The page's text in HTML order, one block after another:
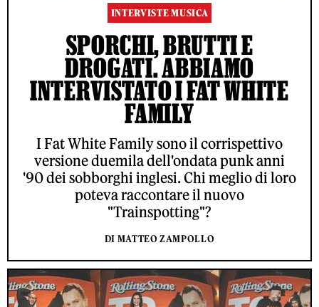
INTERVISTE MUSICA
SPORCHI, BRUTTI E
DROGATI. ABBIAMO
INTERVISTATO I FAT WHITE
FAMILY
I Fat White Family sono il corrispettivo
versione duemila dell'ondata punk anni
'90 dei sobborghi inglesi. Chi meglio di loro
poteva raccontare il nuovo
"Trainspotting"?
DI MATTEO ZAMPOLLO